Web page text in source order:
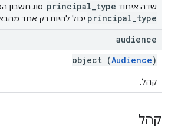
שדה איחוד principal type . סוג
principal type יכול להיות רק אחד
audience
object (Audience)
קהל.
קהל